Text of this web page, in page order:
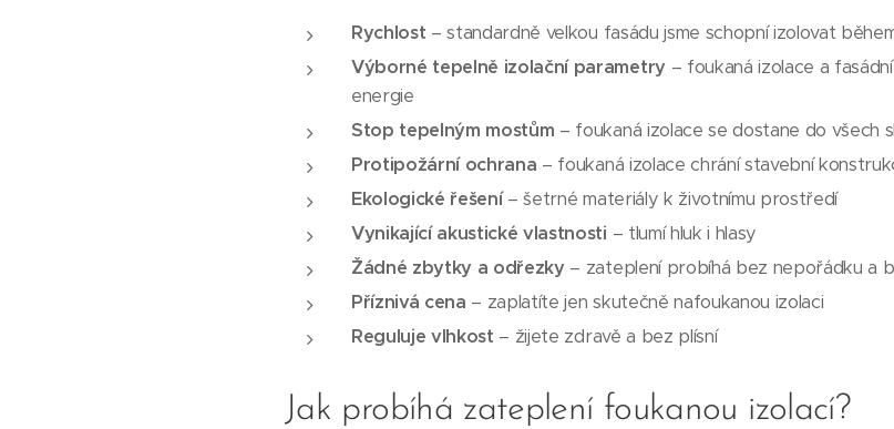
Rychlost – standardně velkou fasádu jsme schopní izolovat
Výborné tepelně izolační parametry – foukaná izolace a
energie
Stop tepelným mostům – foukaná izolace se dostane do všech
Protipožární ochrana – foukaná izolace chrání stavební
Ekologické řešení– šetrné materiály k životnímu prostředí
Vynikající akustické vlastnosti – tlumí hluk i hlasy
Žádné zbytky a odřezky – zateplení probíhá bez nepořádku a
Příznivá cena – zaplatíte jen skutečně nafoukanou izolaci
Reguluje vlhkost – žijete zdravě a bez plísní
Jak probíhá zateplení foukanou izolací?